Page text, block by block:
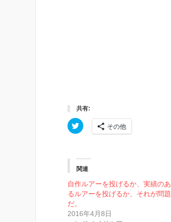
共有:
ク
リ
て
w
t
t
e
共
その他
関連
自作ルアーを投げるか、実績のあ
るルアーを投げるか、それが問題
だ。
2016年4月8日